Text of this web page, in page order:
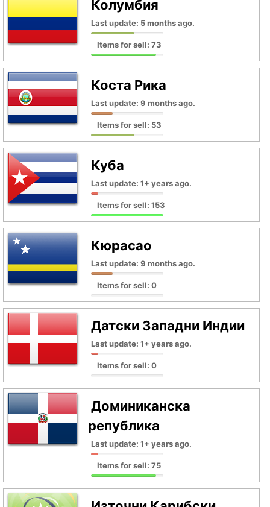
Колумбия
Last update: 5 months ago.
Items for sell: 73
Коста Рика
Last update: 9 months ago.
Items for sell: 53
Куба
Last update: 1+ years ago.
Items for sell: 153
Кюрасао
Last update: 9 months ago.
Items for sell: 0
Датски Западни Индии
Last update: 1+ years ago.
Items for sell: 0
Доминиканска
република
Last update: 1+ years ago.
Items for sell: 75